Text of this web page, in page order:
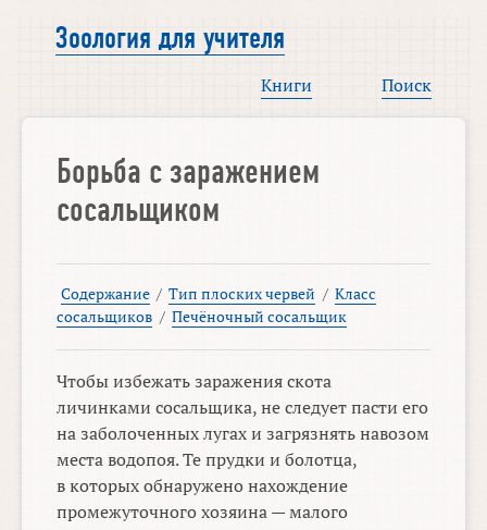
Зоология для учителя
Книги Поиск
Борьба с заражением
сосальщиком
Содержание / Тип плоских червей / Класс
сосальщиков / Печёночный сосальщик
Чтобы избежать заражения скота
личинками сосальщика, не следует пасти его
на заболоченных лугах и загрязнять навозом
места водопоя. Те прудки и болотца,
в которых обнаружено нахождение
промежуточного хозяина — малого